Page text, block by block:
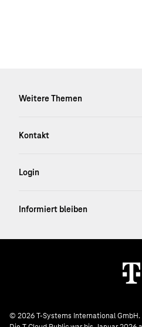
© 2026 T-Systems International